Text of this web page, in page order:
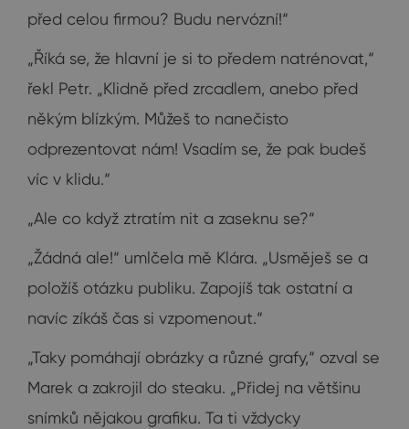
před celou firmou? Budu nervózní!“
„Říká se, že hlavní je si to předem natrénovat,“
řekl Petr. „Klidně před zrcadlem, anebo před
někým blízkým. Můžeš to nanečisto
odprezentovat nám! Vsadím se, že pak budeš
víc v klidu.“
„Ale co když ztratím nit a zaseknu se?“
„Žádná ale!“ umlčela mě Klára. „Usměješ se a
položíš otázku publiku. Zapojíš tak ostatní a
navíc zíkáš čas si vzpomenout.“
„Taky pomáhají obrázky a různé grafy,“ ozval se
Marek a zakrojil do steaku. „Přidej na většinu
snímků nějakou grafiku. Ta ti vždycky